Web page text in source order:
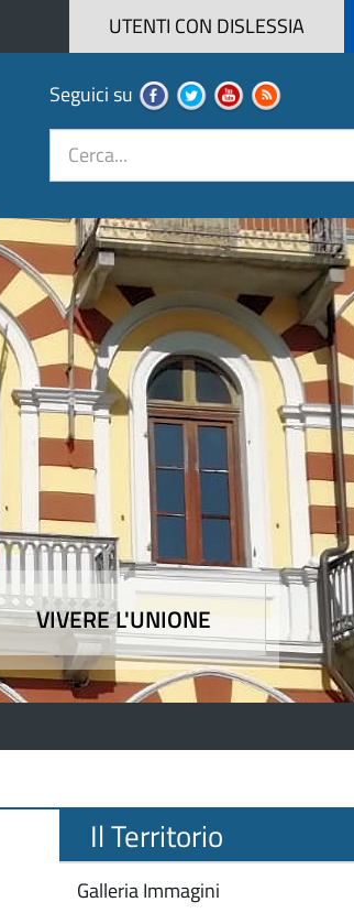
UTENTI CON DISLESSIA
Seguici su
VIVERE L'UNIONE
Il Territorio
Galleria Immagini